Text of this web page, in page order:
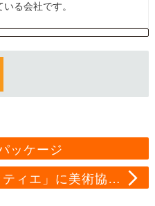
る会社です。
ッケージ
ティエ」に美術協…